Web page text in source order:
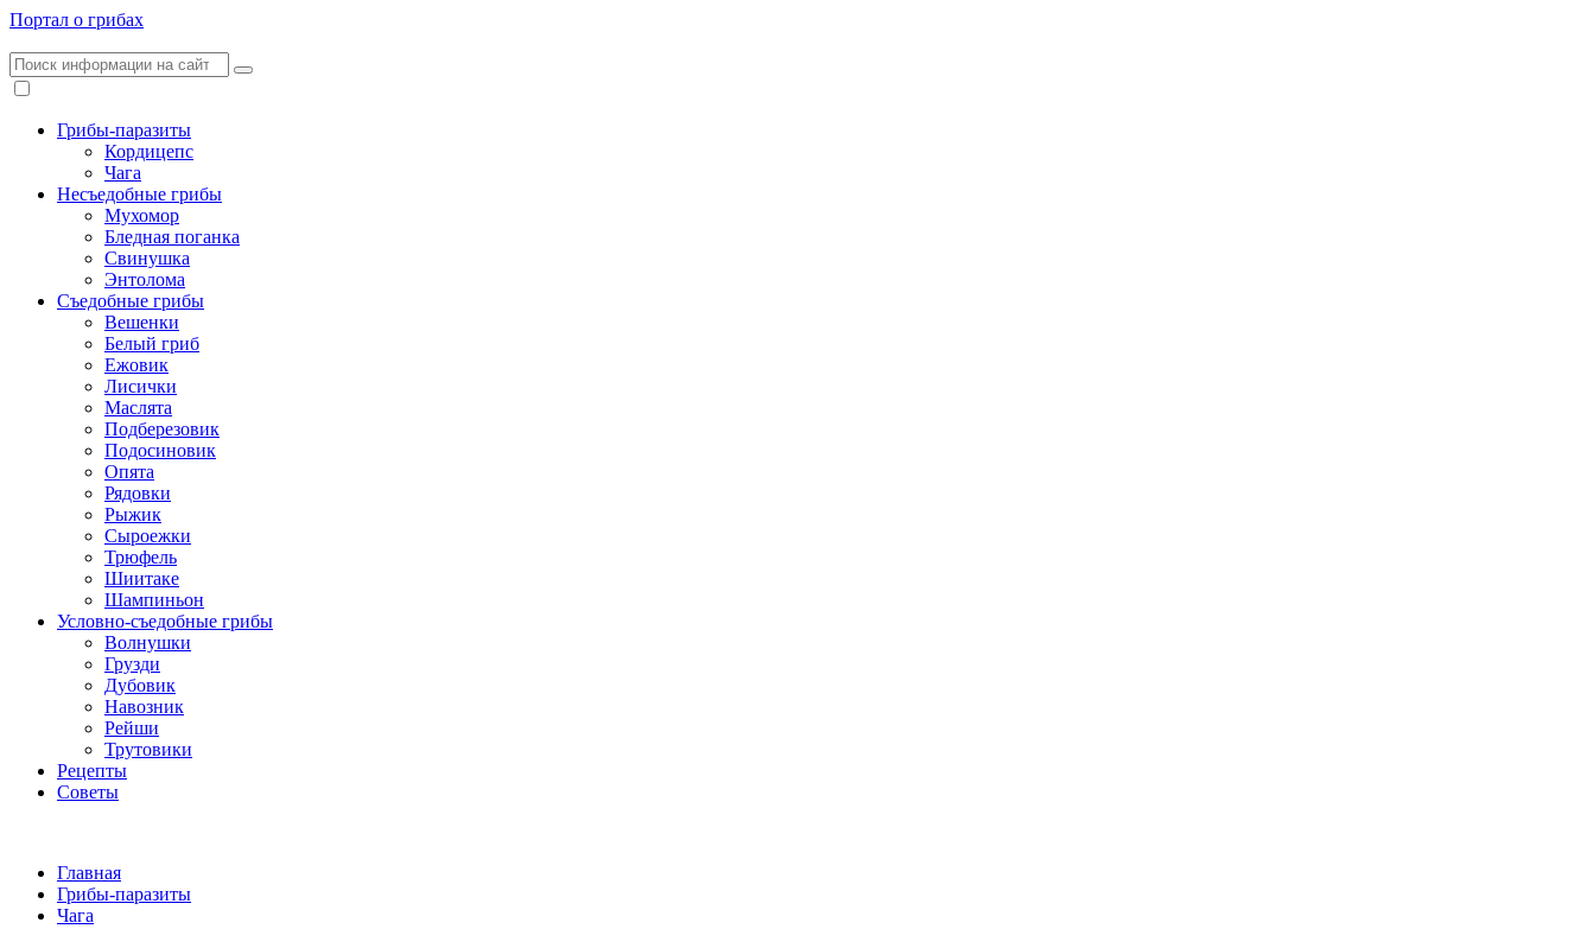
Портал о грибах
Грибы-паразиты
Кордицепс
Чага
Несъедобные грибы
Мухомор
Бледная поганка
Свинушка
Энтолома
Съедобные грибы
Вешенки
Белый гриб
Ежовик
Лисички
Маслята
Подберезовик
Подосиновик
Опята
Рядовки
Рыжик
Сыроежки
Трюфель
Шиитаке
Шампиньон
Условно-съедобные грибы
Волнушки
Грузди
Дубовик
Навозник
Рейши
Трутовики
Рецепты
Советы
Главная
Грибы-паразиты
Чага